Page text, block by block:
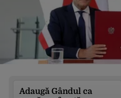
Adaugă Gândul ca